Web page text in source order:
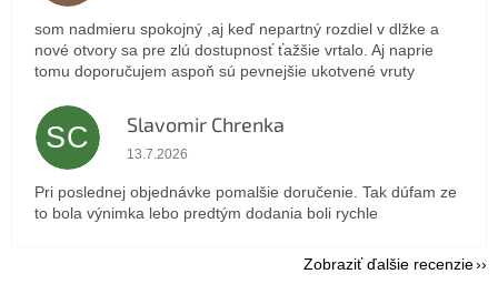
som nadmieru spokojný ,aj keď nepartný rozdiel v dlžke a
nové otvory sa pre zlú dostupnosť ťažšie vrtalo. Aj naprie
tomu doporučujem aspoň sú pevnejšie ukotvené vruty
SC Slavomir Chrenka
Hodnotenie obchodu je 5 z 5 hviezdičiek.
13.7.2026
Pri poslednej objednávke pomalšie doručenie. Tak dúfam ze
to bola výnimka lebo predtým dodania boli rychle
Zobraziť ďalšie recenzie